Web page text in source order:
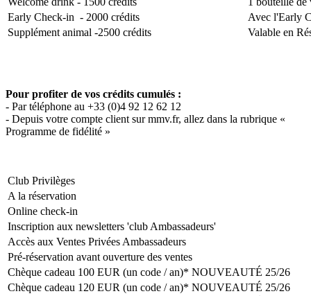
Early Check-in - 2000 crédits
Avec l'Early
Supplément animal -2500 crédits
Valable en
Pour profiter de vos crédits cumulés :
- Par téléphone au +33 (0)4 92 12 62 12
- Depuis votre compte client sur mmv.fr, allez dans la rubrique «
Programme de fidélité »
Club Privilèges
A la réservation
Online check-in
Inscription aux newsletters 'club Ambassadeurs'
Accès aux Ventes Privées Ambassadeurs
Pré-réservation avant ouverture des ventes
Chèque cadeau 100 EUR (un code / an)* NOUVEAUTÉ 25/26
Chèque cadeau 120 EUR (un code / an)* NOUVEAUTÉ 25/26